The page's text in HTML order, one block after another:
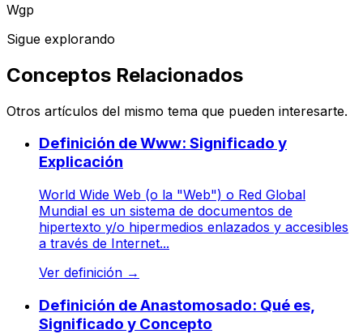
Wgp
Sigue explorando
Conceptos Relacionados
Otros artículos del mismo tema que pueden interesarte.
Definición de Www: Significado y
Explicación
World Wide Web (o la "Web") o Red Global
Mundial es un sistema de documentos de
hipertexto y/o hipermedios enlazados y accesibles
a través de Internet...
Ver definición →
Definición de Anastomosado: Qué es,
Significado y Concepto